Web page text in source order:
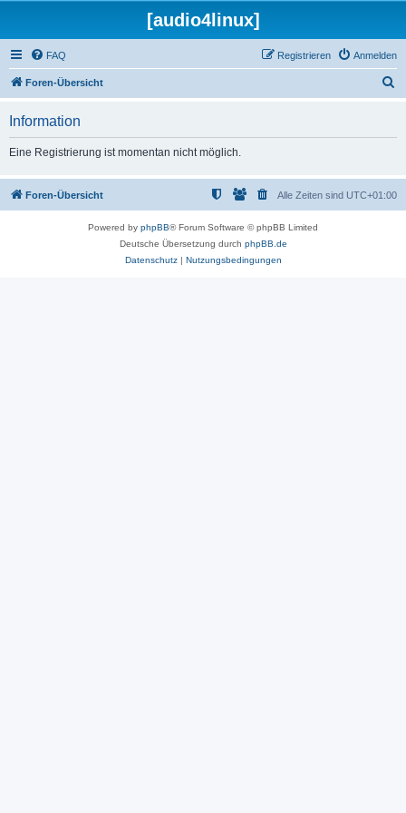
[audio4linux]
FAQ Anmelden
Registrieren
Foren-Übersicht
Information
Eine Registrierung ist momentan nicht möglich.
Foren-Übersicht Alle Zeiten sind UTC+01:00
Powered by phpBB® Forum Software © phpBB Limited
Deutsche Übersetzung durch phpBB.de
Datenschutz| Nutzungsbedingungen